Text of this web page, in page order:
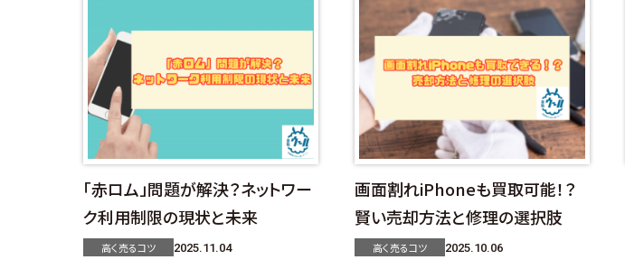
「赤ロム」問題が解決？ネットワー
ク利用制限の現状と未来
高く売るコツ 2025.11.04
画面割れiPhoneも買取可能！？
賢い売却方法と修理の選択肢
高く売るコツ 2025.10.06